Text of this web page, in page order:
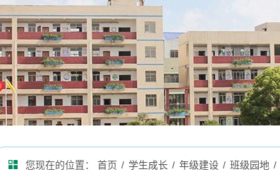
您现在的位置： 首页 / 学生成长 / 年级建设 / 班级园地 /